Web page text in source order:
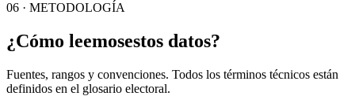
06 · METODOLOGÍA
¿Cómo leemosestos datos?
Fuentes, rangos y convenciones. Todos los términos técnicos están
definidos en el glosario electoral.